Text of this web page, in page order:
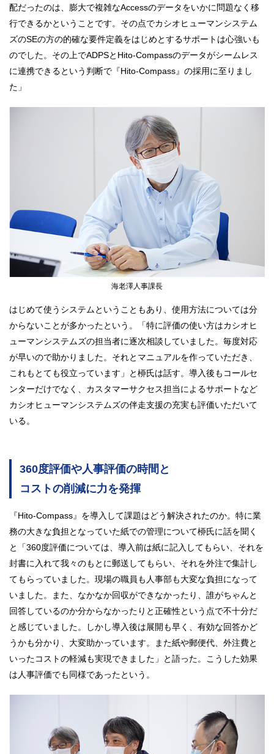
配だったのは、膨大で複雑なAccessのデータをいかに問題なく移
行できるかということです。その点でカシオヒューマンシステム
ズのSEの方の的確な要件定義をはじめとするサポートは心強いも
のでした。その上でADPSとHito-Compassのデータがシームレス
に連携できるという判断で『Hito-Compass』の採用に至りまし
た」
海老澤人事課長
はじめて使うシステムということもあり、使用方法については分
からないことが多かったという。「特に評価の使い方はカシオヒ
ューマンシステムズの担当者に逐次相談していました。毎度対応
が早いので助かりました。それとマニュアルを作っていただき、
これもとても役立っています」と桺氏は話す。導入後もコールセ
ンターだけでなく、カスタマーサクセス担当によるサポートなど
カシオヒューマンシステムズの伴走支援の充実も評価いただいて
いる。
360度評価や人事評価の時間と
コストの削減に力を発揮
『Hito-Compass』を導入して課題はどう解決されたのか。特に業
務の大きな負担となっていた紙での管理について桺氏に話を聞く
と「360度評価については、導入前は紙に記入してもらい、それを
封書に入れて我々のもとに郵送してもらい、それを外注で集計し
てもらっていました。現場の職員も人事部も大変な負担になって
いました。また、なかなか回収ができなかったり、誰がちゃんと
回答しているのか分からなかったりと正確性という点で不十分だ
と感じていました。しかし導入後は展開も早く、有効な回答かど
うかも分かり、大変助かっています。また紙や郵便代、外注費と
いったコストの軽減も実現できました」と語った。こうした効果
は人事評価でも同様であったという。